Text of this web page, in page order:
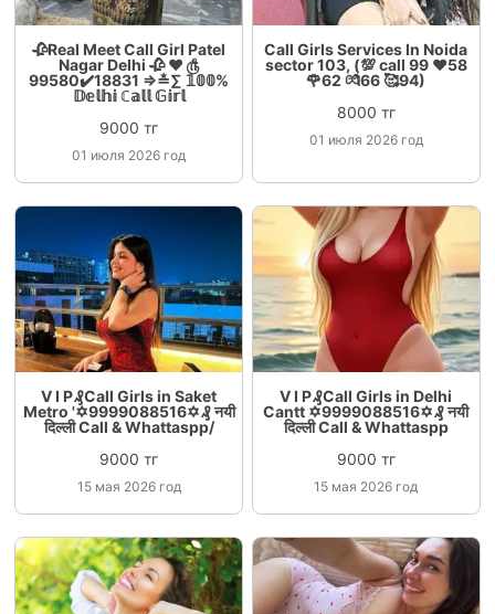
🥀Real Meet Call Girl Patel
Nagar Delhi 🥀 ❤️ ௹
99580✔️18831 ⇒≛∑ 𝟙𝟘𝟘%
𝔻𝕖𝕝𝕙𝕚 ℂ𝕒𝕝𝕝 𝔾𝕚𝕣𝕝
9000 тг
01 июля 2026 год
Call Girls Services In Noida
sector 103, (💯 call 99 ❤️58
🌹62 💏66 🥰94)
8000 тг
01 июля 2026 год
V I P₰Call Girls in Saket
Metro '✡️9999088516✡️₰ नयी
दिल्ली Call & Whattaspp/
9000 тг
15 мая 2026 год
V I P₰Call Girls in Delhi
Cantt ✡️9999088516✡️₰ नयी
दिल्ली Call & Whattaspp
9000 тг
15 мая 2026 год